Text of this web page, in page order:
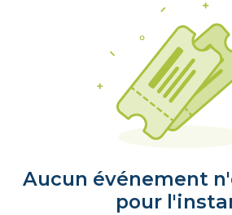
Aucun événement
pour